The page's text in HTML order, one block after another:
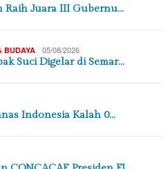
Raih Juara III Gubernu…
BUDAYA 05/08/2026
Suci Digelar di Semar…
Indonesia Kalah 0…